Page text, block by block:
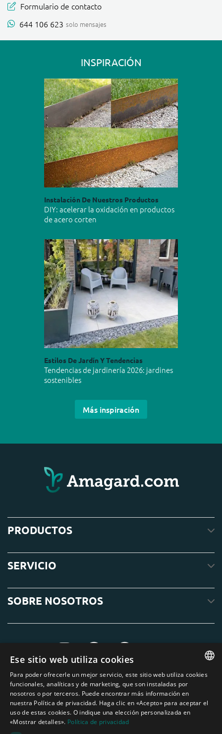
Formulario de contacto
644 106 623 solo mensajes
INSPIRACIÓN
Instalación De Nuestros Productos
DIY: acelerar la oxidación en productos
de acero corten
Estilos De Jardín Y Tendencias
Tendencias de jardinería 2026: jardines
sostenibles
Más inspiración
PRODUCTOS
SERVICIO
SOBRE NOSOTROS
DUTCH
GERMAN
Ese sitio web utiliza cookies
Para poder ofrecerle un mejor servicio, este sitio web utiliza cookies
funcionales, analíticas y de marketing, que son instaladas por
nosotros o por terceros. Puede encontrar más información en
nuestra Política de privacidad. Haga clic en «Acepto» para aceptar el
uso de estas cookies. O indique una elección personalizada en
«Mostrar detalles». Política de privacidad